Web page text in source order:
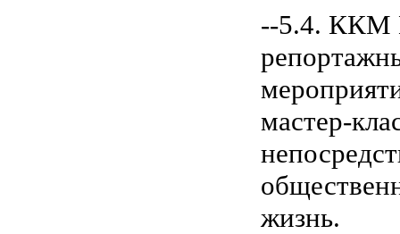
--5.4. ККМ
мастер-
жизнь.